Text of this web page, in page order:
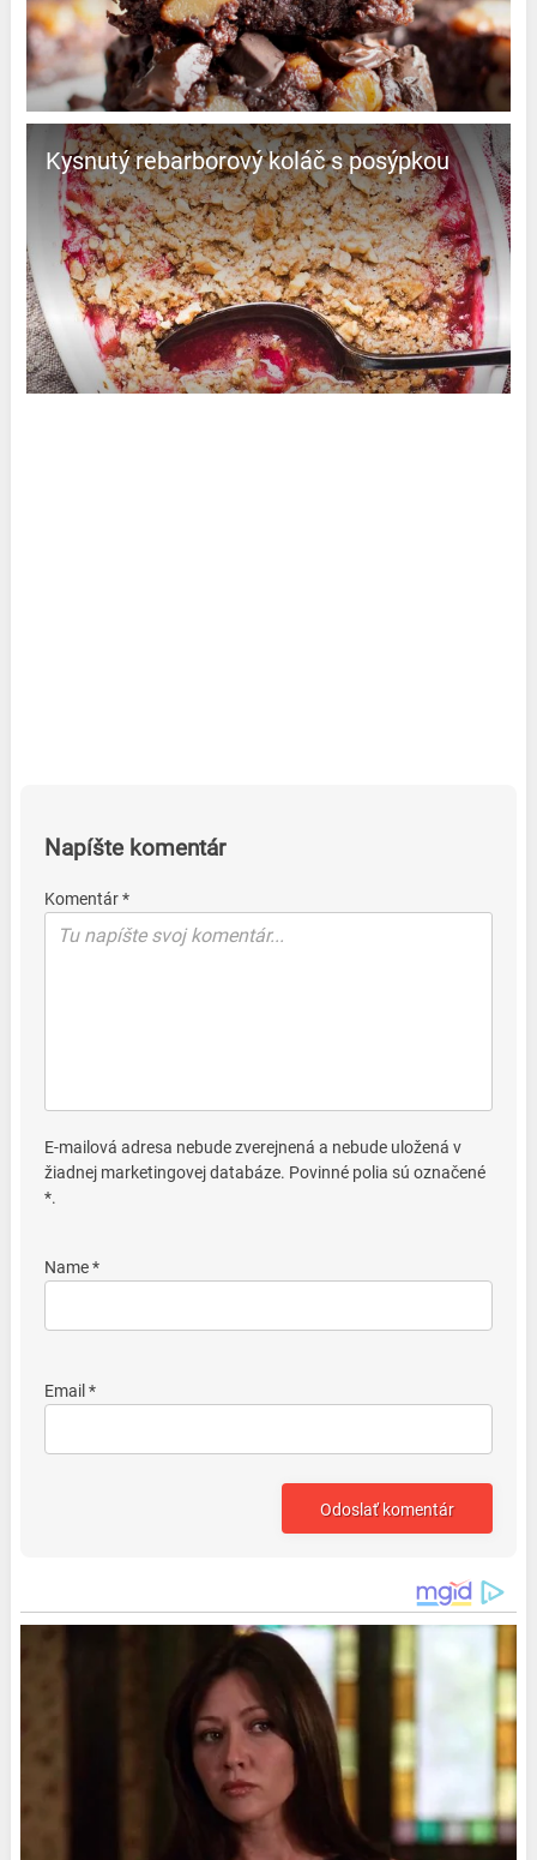
Kysnutý rebarborový koláč s posýpkou
Napíšte komentár
Komentár *
E-mailová adresa nebude zverejnená a nebude uložená v
žiadnej marketingovej databáze. Povinné polia sú označené
*.
Name *
Email *